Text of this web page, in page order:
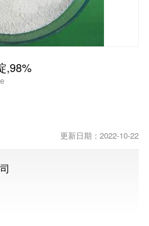
,98%
更新日期：2022-10-22